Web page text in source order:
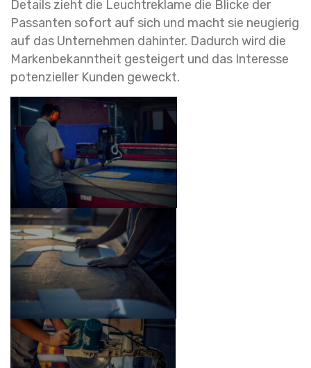
Details zieht die Leuchtreklame die Blicke der
Passanten sofort auf sich und macht sie neugierig
auf das Unternehmen dahinter. Dadurch wird die
Markenbekanntheit gesteigert und das Interesse
potenzieller Kunden geweckt.